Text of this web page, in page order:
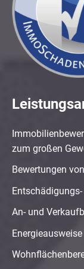
zum großen
Bewertungen
An- und
Energieausweise